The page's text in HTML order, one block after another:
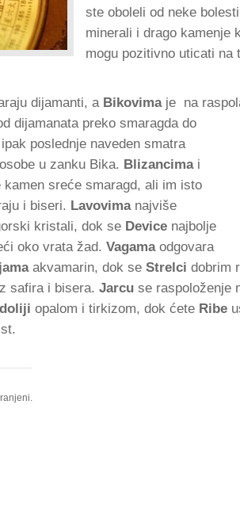
ste oboleli od neke
minerali i drago kamenje
mogu pozitivno uticati na
dijamanti, a Bikovimaje na
dijamanata preko smaragda do
poslednje naveden smatra
u zanku Bika. Blizancimai
sreće smaragd, ali im isto
i biseri. Lavovimanajviše
kristali, dok se Device najbolje
oko vrata žad. Vagamaodgovara
akvamarin, dok se Strelci dobrim
safira i bisera. Jarcu se raspoloženje
opalom i tirkizom, dok ćete Ribe